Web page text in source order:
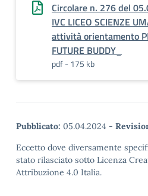
Circolare n. 276 del
IVC LICEO SCIENZE
attività orientamento
FUTURE BUDDY_
pdf - 175 kb
Pubblicato: 05.04.2024 -
Eccetto dove diversamente
stato rilasciato sotto Licenza
Attribuzione 4.0 Italia.